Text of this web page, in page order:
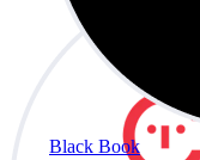
Black Book